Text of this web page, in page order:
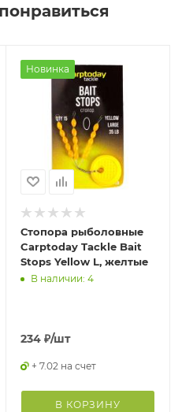
Новинка
Стопора рыболовные
Carptoday Tackle Bait
Stops Yellow L, желтые
В наличии: 4
234 ₽/шт
+ 7.02 на счет
В КОРЗИНУ